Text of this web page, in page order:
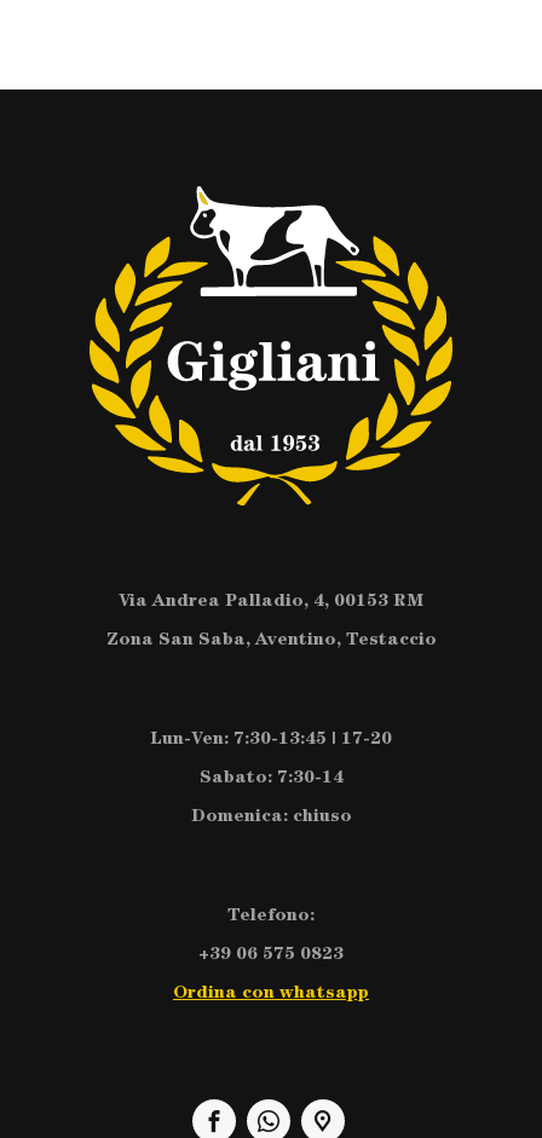
Via Andrea Palladio, 4, 00153 RM
Zona San Saba, Aventino, Testaccio
Lun-Ven: 7:30-13:45 | 17-20
Sabato: 7:30-14
Domenica: chiuso
Telefono:
+39 06 575 0823
Ordina con whatsapp